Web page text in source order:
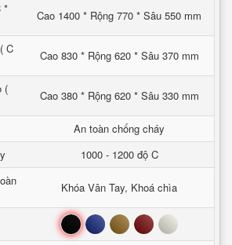
*
Cao 1400 * Rộng 770 * Sâu 550 mm
C
Cao 830 * Rộng 620 * Sâu 370 mm
(
Cao 380 * Rộng 620 * Sâu 330 mm
An toàn chống cháy
1000 - 1200 độ C
Khóa Vân Tay, Khoá chìa
Đen Xanh Nâu Đỏ Trắng